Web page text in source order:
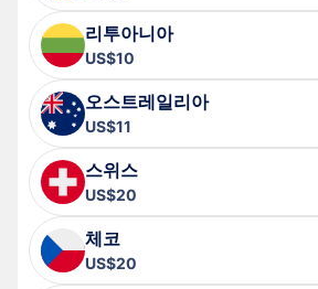
리투아니아
US$10
오스트레일리아
US$11
스위스
US$20
체코
US$20